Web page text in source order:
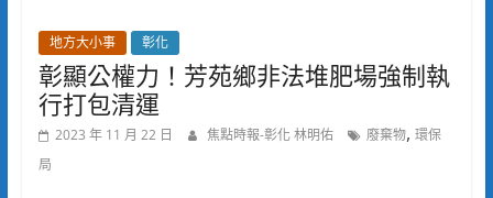
地方大小事 彰化
彰顯公權力！芳苑鄉非法堆肥場強制執
行打包清運
2023 年 11 月 22 日 焦點時報-彰化 林明佑 廢棄物, 環保
局